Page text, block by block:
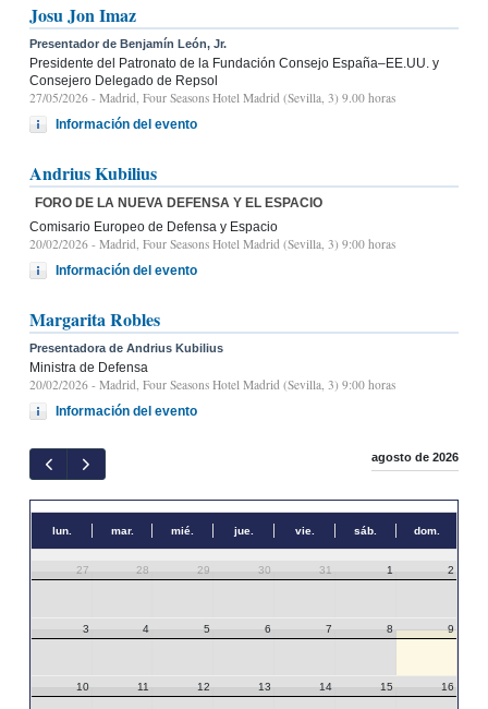
Josu Jon Imaz
Presentador de Benjamín León, Jr.
Presidente del Patronato de la Fundación Consejo España–EE.UU. y
Consejero Delegado de Repsol
27/05/2026 - Madrid, Four Seasons Hotel Madrid (Sevilla, 3) 9.00 horas
Información del evento
Andrius Kubilius
FORO DE LA NUEVA DEFENSA Y EL ESPACIO
Comisario Europeo de Defensa y Espacio
20/02/2026 - Madrid, Four Seasons Hotel Madrid (Sevilla, 3) 9:00 horas
Información del evento
Margarita Robles
Presentadora de Andrius Kubilius
Ministra de Defensa
20/02/2026 - Madrid, Four Seasons Hotel Madrid (Sevilla, 3) 9:00 horas
Información del evento
agosto de 2026
lun. mar. mié. jue. vie. sáb. dom.
27 28 29 30 31 1 2
3 4 5 6 7 8 9
10 11 12 13 14 15 16